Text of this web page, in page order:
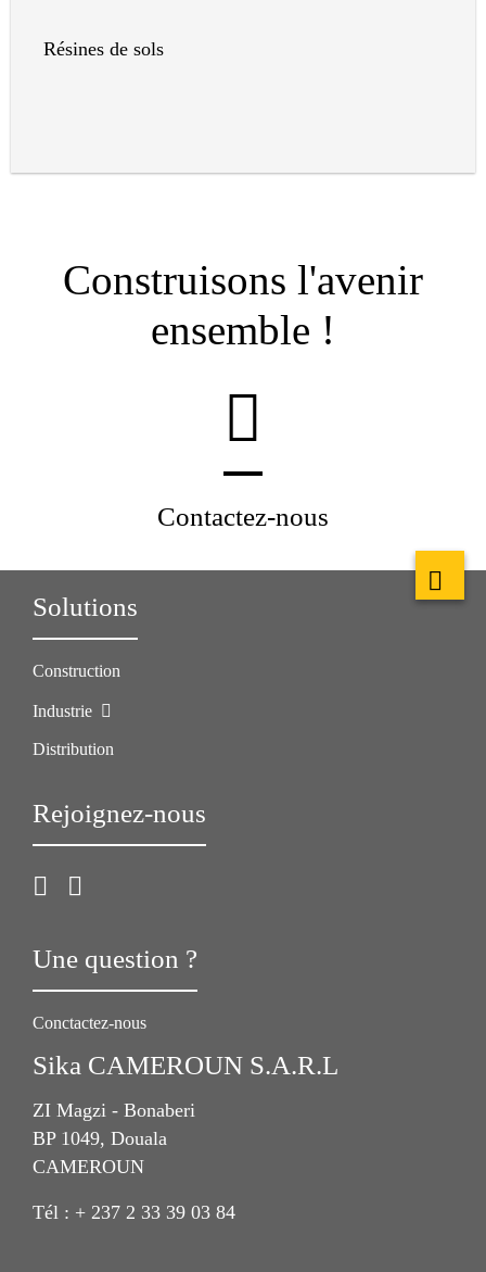
Résines de sols
Construisons l'avenir
ensemble !
Contactez-nous
Solutions
Construction
Industrie
Distribution
Rejoignez-nous
Une question ?
Conctactez-nous
Sika CAMEROUN S.A.R.L
ZI Magzi - Bonaberi
BP 1049, Douala
CAMEROUN
Tél : + 237 2 33 39 03 84